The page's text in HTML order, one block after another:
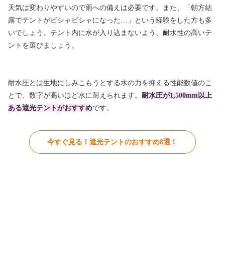
天気は変わりやすいので雨への備えは必要です。また、「朝方結
露でテントがビシャビシャになった…」という経験をした方も多
いでしょう。テント内に水が入り込まないよう、 耐水性の高いテ
ントを選びましょう。
耐水圧とは生地にしみこもうとする水の力を抑える性能数値のこ
とで、数字が高いほど水に耐えられます。 耐水圧が1,500mm以上
ある遮光テントがおすすめです。
今すぐ見る！遮光テントのおすすめ8選！